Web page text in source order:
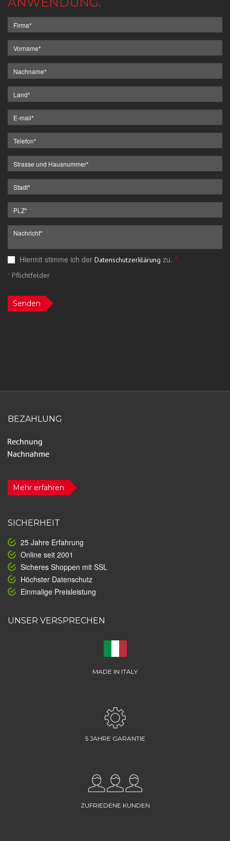
Hiermit stimme ich der Datenschutzerklärung zu. *
*Pflichtfelder
Senden
BEZAHLUNG
Mehr erfahren
SICHERHEIT
25 Jahre Erfahrung
Online seit 2001
Sicheres Shoppen mit SSL
Höchster Datenschutz
Einmalige Preisleistung
UNSER VERSPRECHEN
MADE IN ITALY
5 JAHRE GARANTIE
ZUFRIEDENE KUNDEN